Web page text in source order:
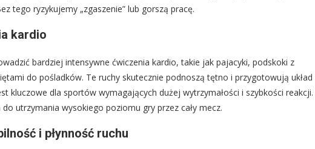
tego ryzykujemy „zgaszenie” lub gorszą pracę.
kardio
bardziej intensywne ćwiczenia kardio, takie jak pajacyki, podskoki z
do pośladków. Te ruchy skutecznie podnoszą tętno i przygotowują układ
kluczowe dla sportów wymagających dużej wytrzymałości i szybkości reakcji.
utrzymania wysokiego poziomu gry przez cały mecz.
i płynność ruchu